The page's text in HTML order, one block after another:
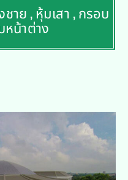
าย , หุ้มเสา , กรอบ
หน้าต่าง